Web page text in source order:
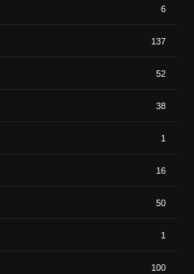
6
137
52
38
1
16
50
1
100